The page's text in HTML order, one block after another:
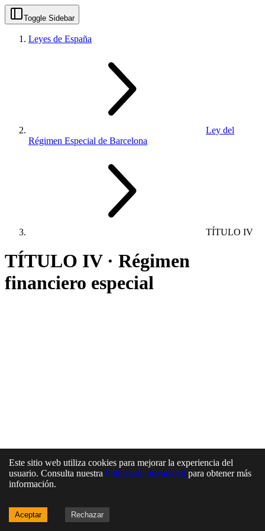
Toggle Sidebar
Leyes de España
Ley del
Régimen Especial de Barcelona
TÍTULO IV
TÍTULO IV · Régimen
financiero especial
Este sitio web utiliza cookies para mejorar la experiencia del
usuario. Consulta nuestra Política de privacidad para obtener más
información.
Aceptar Rechazar